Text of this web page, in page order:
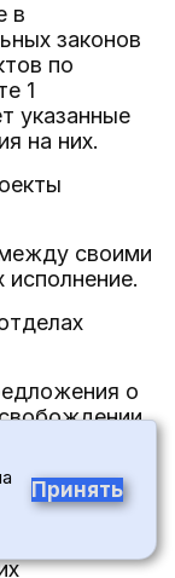
в
законов
по
1
указанные
на них.
между своими
исполнение.
о
о
надбавок
Принять